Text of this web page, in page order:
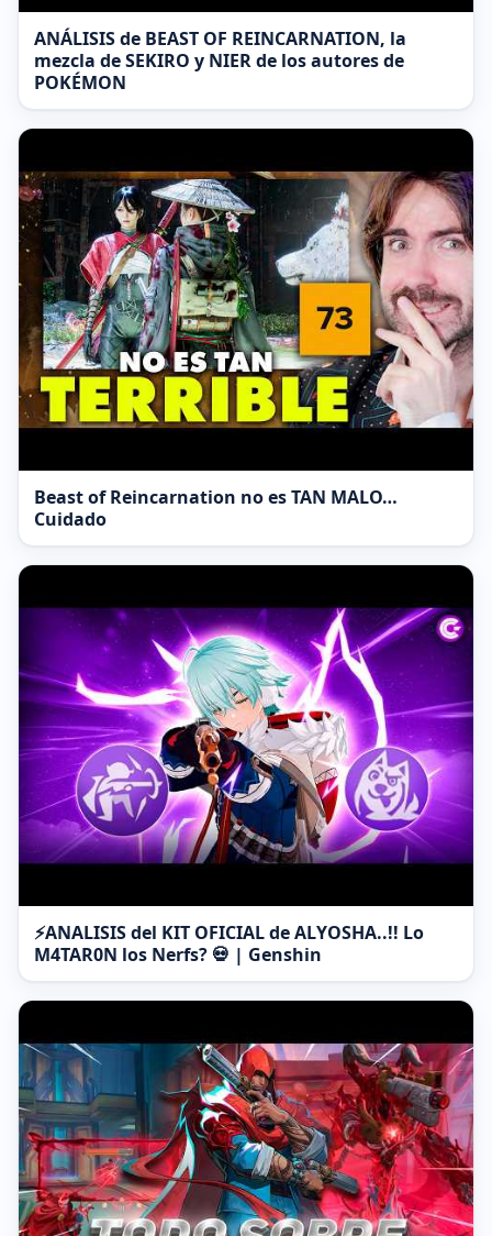
ANÁLISIS de BEAST OF REINCARNATION, la
mezcla de SEKIRO y NIER de los autores de
POKÉMON
Beast of Reincarnation no es TAN MALO…
Cuidado
⚡ANALISIS del KIT OFICIAL de ALYOSHA..!! Lo
M4TAR0N los Nerfs? 💀 | Genshin